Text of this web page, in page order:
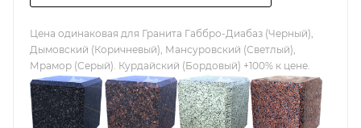
Цена одинаковая для Гранита Габбро-Диабаз (Черный),
Дымовский (Коричневый), Мансуровский (Светлый),
Мрамор (Серый). Курдайский (Бордовый) +100% к цене.